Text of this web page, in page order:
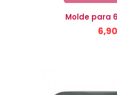
Molde para